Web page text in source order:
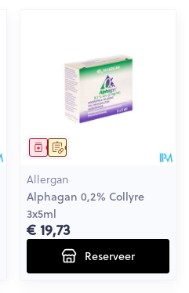
Op voorschrift
Geneesmiddel
Allergan
Alphagan 0,2% Collyre
3x5ml
€ 19,73
Reserveer